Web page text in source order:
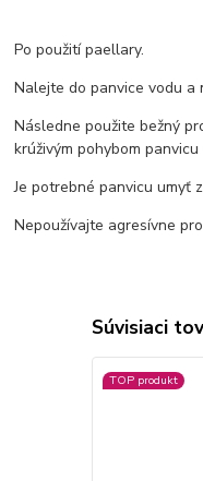
Po použití paellary.
Nalejte do panvice vodu a
Následne použite bežný
krúživým pohybom panvicu
Je potrebné panvicu umyť
Nepoužívajte agresívne
Súvisiaci
TOP produkt